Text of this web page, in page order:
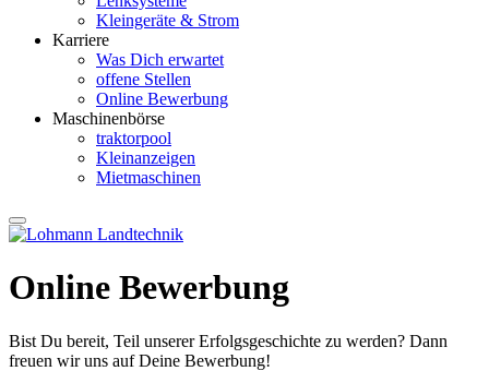
Kleingeräte & Strom
Karriere
Was Dich erwartet
offene Stellen
Online Bewerbung
Maschinenbörse
traktorpool
Kleinanzeigen
Mietmaschinen
Online Bewerbung
Bist Du bereit, Teil unserer Erfolgsgeschichte zu werden? Dann
freuen wir uns auf Deine Bewerbung!